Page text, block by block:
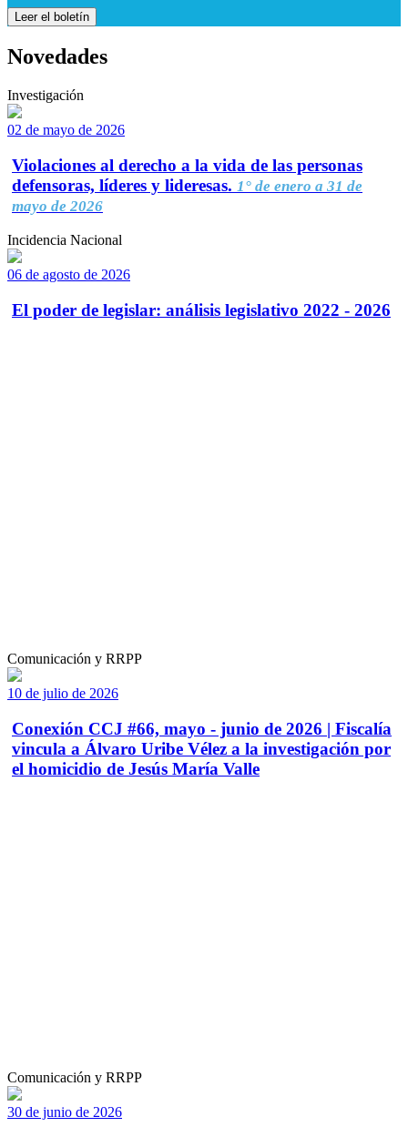
Leer el boletín
Novedades
Investigación
02 de mayo de 2026
Violaciones al derecho a la vida de las personas
defensoras, líderes y lideresas. 1° de enero a 31 de
mayo de 2026
Incidencia Nacional
06 de agosto de 2026
El poder de legislar: análisis legislativo 2022 - 2026
Comunicación y RRPP
10 de julio de 2026
Conexión CCJ #66, mayo - junio de 2026 | Fiscalía
vincula a Álvaro Uribe Vélez a la investigación por
el homicidio de Jesús María Valle
Comunicación y RRPP
30 de junio de 2026